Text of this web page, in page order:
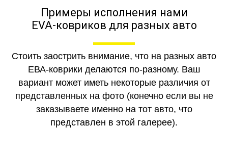
Примеры исполнения нами
EVA-ковриков для разных авто
Стоить заострить внимание, что на разных авто
ЕВА-коврики делаются по-разному. Ваш
вариант может иметь некоторые различия от
представленных на фото (конечно если вы не
заказываете именно на тот авто, что
представлен в этой галерее).